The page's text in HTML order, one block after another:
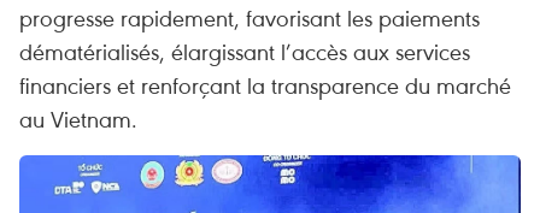
progresse rapidement, favorisant les paiements
dématérialisés, élargissant l’accès aux services
financiers et renforçant la transparence du marché
au Vietnam.